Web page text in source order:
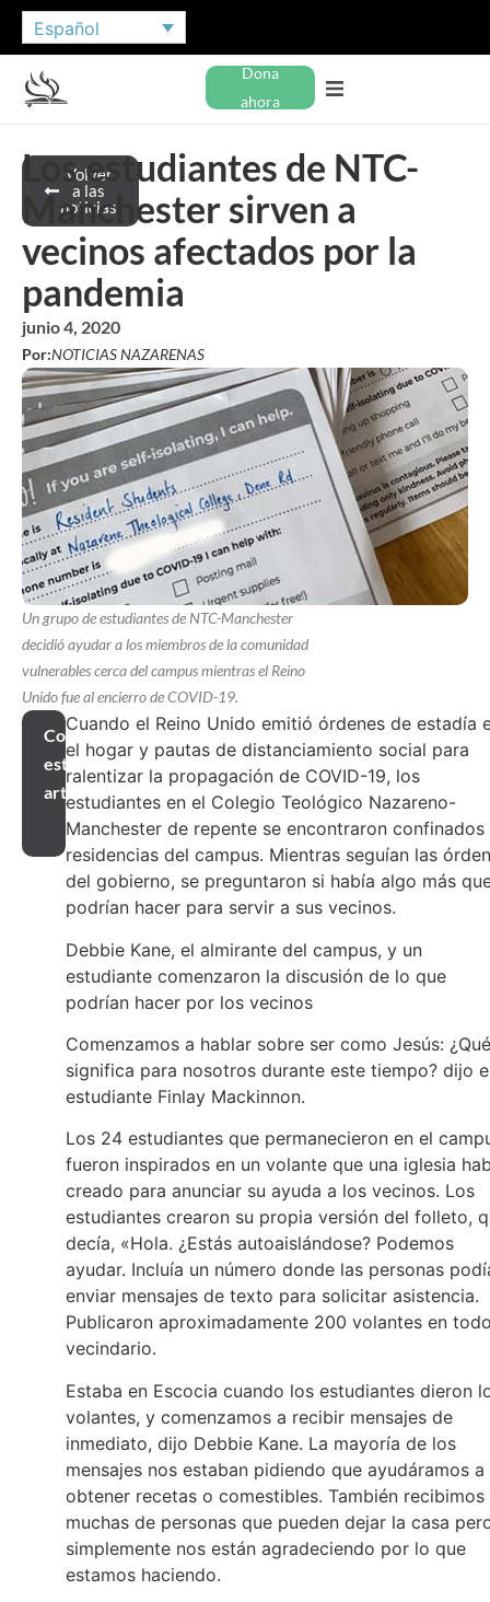
Español
Dona
ahora
Volver
a las
noticias
Los estudiantes de NTC-
Manchester sirven a
vecinos afectados por la
pandemia
junio 4, 2020
Por:NOTICIAS NAZARENAS
Un grupo de estudiantes de NTC-Manchester
decidió ayudar a los miembros de la comunidad
vulnerables cerca del campus mientras el Reino
Unido fue al encierro de COVID-19.
Compartir
este
artículo
Cuando el Reino Unido emitió órdenes de estadía
el hogar y pautas de distanciamiento social para
ralentizar la propagación de COVID-19, los
estudiantes en el Colegio Teológico Nazareno-
Manchester de repente se encontraron confinados
residencias del campus. Mientras seguían las
del gobierno, se preguntaron si había algo más
podrían hacer para servir a sus vecinos.
Debbie Kane, el almirante del campus, y un
estudiante comenzaron la discusión de lo que
podrían hacer por los vecinos
Comenzamos a hablar sobre ser como Jesús: ¿Qué
significa para nosotros durante este tiempo? dijo
estudiante Finlay Mackinnon.
Los 24 estudiantes que permanecieron en el
fueron inspirados en un volante que una iglesia
creado para anunciar su ayuda a los vecinos. Los
estudiantes crearon su propia versión del folleto,
decía, «Hola. ¿Estás autoaislándose? Podemos
ayudar. Incluía un número donde las personas
enviar mensajes de texto para solicitar asistencia.
Publicaron aproximadamente 200 volantes en
vecindario.
Estaba en Escocia cuando los estudiantes dieron
volantes, y comenzamos a recibir mensajes de
inmediato, dijo Debbie Kane. La mayoría de los
mensajes nos estaban pidiendo que ayudáramos a
obtener recetas o comestibles. También recibimos
muchas de personas que pueden dejar la casa
simplemente nos están agradeciendo por lo que
estamos haciendo.